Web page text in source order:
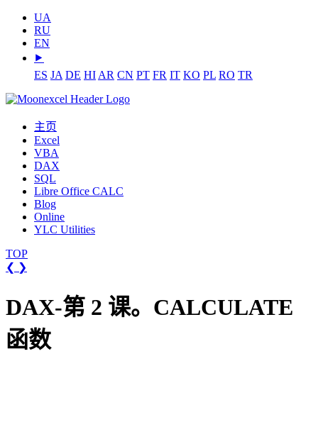
UA
RU
EN
⯈
ES JA DE HI AR CN PT FR IT KO PL RO TR
主页
Excel
VBA
DAX
SQL
Libre Office CALC
Blog
Online
YLC Utilities
TOP
❮ ❯
DAX-第 2 课。CALCULATE
函数